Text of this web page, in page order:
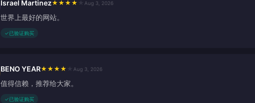
Israel Martinez★ ★ ★ ★ Aug 3, 2026
世界上最好的网站。
✓已验证购买
BENO YEAR★ ★ ★ ★ Aug 3, 2026
值得信赖，推荐给大家。
✓已验证购买